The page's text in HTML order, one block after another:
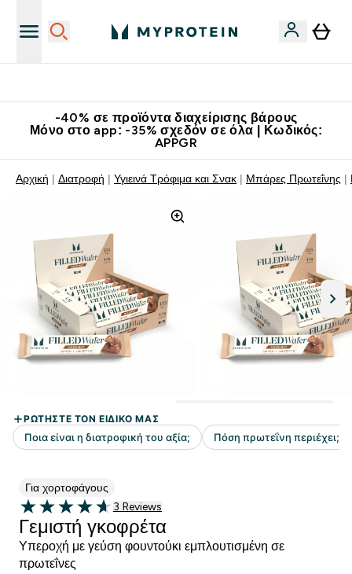
-40% σε προϊόντα διαχείρισης βάρους
Μόνο στο app: -35% σχεδόν σε όλα | Κωδικός:
APPGR
Αρχική Διατροφή Υγιεινά Τρόφιμα και Σνακ Μπάρες Πρωτεΐνης
Για χορτοφάγους
4.67 out of 5 stars
3 customer reviews
3 Reviews
Γεμιστή γκοφρέτα
Υπεροχή με γεύση φουντούκι εμπλουτισμένη σε
πρωτεΐνες